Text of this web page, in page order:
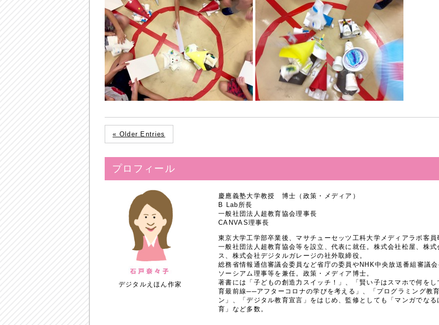
« Older Entries
プロフィール
デジタルえほん作家
慶應義塾大学教授 博士（政策・メディア）
B Lab所長
一般社団法人超教育協会理事長
CANVAS理事長
東京大学工学部卒業後、マサチューセッツ工科大学メディアラボ客
一般社団法人超教育協会等を設立、代表に就任。株式会社松屋、株
ス、株式会社デジタルガレージの社外取締役。
総務省情報通信審議会委員など省庁の委員やNHK中央放送番組審議
ソーシアム理事等を兼任。政策・メディア博士。
著書には「子どもの創造力スイッチ！」、「賢い子はスマホで何を
育最前線──アフターコロナの学びを考える」、「プログラミング教
ン」、「デジタル教育宣言」をはじめ、監修としても「マンガでな
育」など多数。